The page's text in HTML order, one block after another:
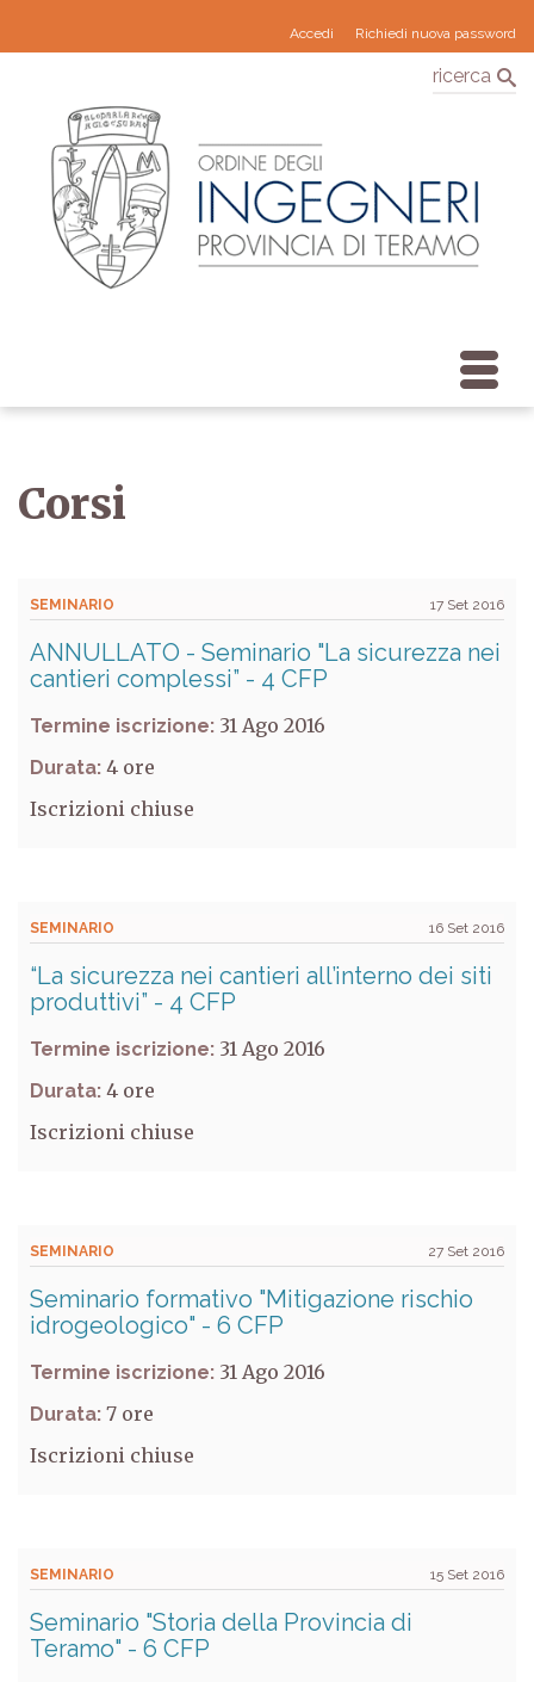
Accedi Richiedi nuova password
ricerca
Corsi
SEMINARIO 17 Set 2016
ANNULLATO - Seminario "La sicurezza nei
cantieri complessi” - 4 CFP
Termine iscrizione: 31 Ago 2016
Durata: 4
Iscrizioni chiuse
SEMINARIO 16 Set 2016
“La sicurezza nei cantieri all’interno dei siti
produttivi” - 4 CFP
Termine iscrizione: 31 Ago 2016
Durata: 4
Iscrizioni chiuse
SEMINARIO 27 Set 2016
Seminario formativo "Mitigazione rischio
idrogeologico" - 6 CFP
Termine iscrizione: 31 Ago 2016
Durata: 7
Iscrizioni chiuse
SEMINARIO 15 Set 2016
Seminario "Storia della Provincia di
Teramo" - 6 CFP